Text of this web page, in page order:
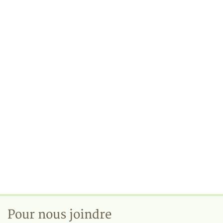
Pour nous joindre